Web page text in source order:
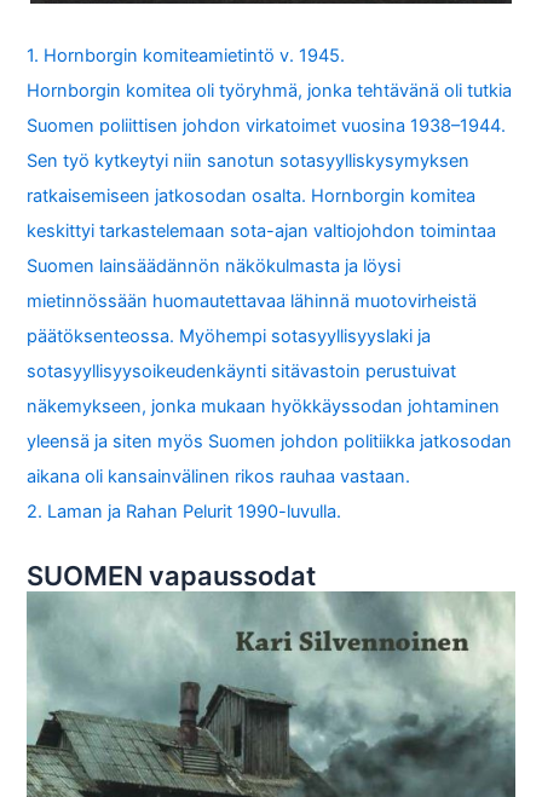
1. Hornborgin komiteamietintö v. 1945.
Hornborgin komitea oli työryhmä, jonka tehtävänä oli tutkia
Suomen poliittisen johdon virkatoimet vuosina 1938–1944.
Sen työ kytkeytyi niin sanotun sotasyylliskysymyksen
ratkaisemiseen jatkosodan osalta. Hornborgin komitea
keskittyi tarkastelemaan sota-ajan valtiojohdon toimintaa
Suomen lainsäädännön näkökulmasta ja löysi
mietinnössään huomautettavaa lähinnä muotovirheistä
päätöksenteossa. Myöhempi sotasyyllisyyslaki ja
sotasyyllisyysoikeudenkäynti sitävastoin perustuivat
näkemykseen, jonka mukaan hyökkäyssodan johtaminen
yleensä ja siten myös Suomen johdon politiikka jatkosodan
aikana oli kansainvälinen rikos rauhaa vastaan.
2. Laman ja Rahan Pelurit 1990-luvulla.
SUOMEN vapaussodat